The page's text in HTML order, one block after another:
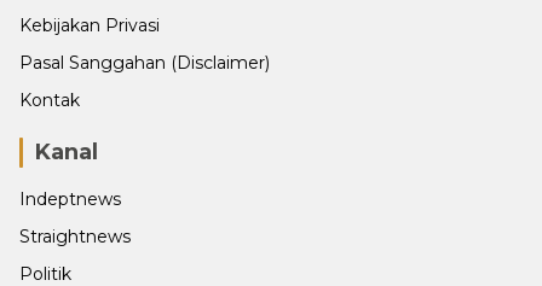
Kebijakan Privasi
Pasal Sanggahan (Disclaimer)
Kontak
Kanal
Indeptnews
Straightnews
Politik